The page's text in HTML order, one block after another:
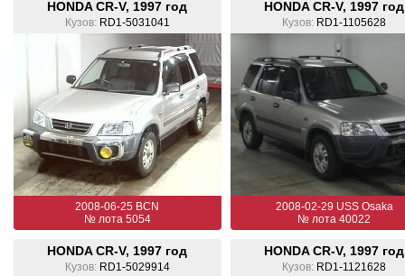
HONDA CR-V, 1997 год
Кузов: RD1-5031041
2008-06-25 BCN
№ лота 5054
HONDA CR-V, 1997 год
Кузов: RD1-1105628
2008-02-29 USS Osaka
№ лота 40022
HONDA CR-V, 1997 год
Кузов: RD1-5029914
HONDA CR-V, 1997 год
Кузов: RD1-1121628